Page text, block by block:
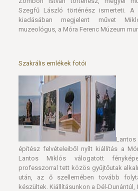
Szegfű László történész ismerteti. A
kiadásában megjelent művet
muzeológus, a Móra Ferenc Múzeum
Szakrális emlékek fotói
építész felvételeiből nyílt kiállítás a
Lantos Miklós válogatott
professzorral tett közös gyűjtőutak
után, az ő szellemében tovább
készültek. Kiállításunkon a Dél-Dunántúl,